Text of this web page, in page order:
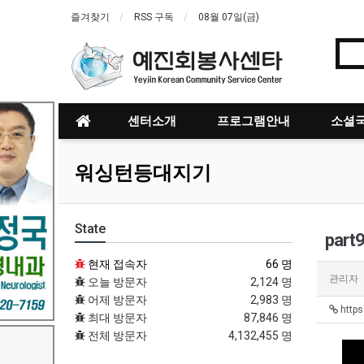
즐겨찾기 RSS 구독 08월 07일(금)
센터소개 프로그램안내 소셜
워싱턴등대지기
관리자
State
현재 접속자
66 명
오늘 방문자
2,124 명
어제 방문자
2,983 명
최대 방문자
87,846 명
전체 방문자
4,132,455 명